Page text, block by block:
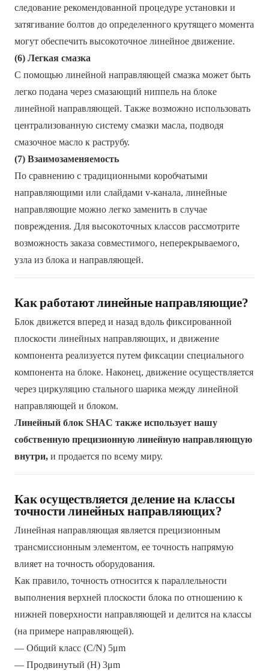
следование рекомендованной процедуре установки и
затягивание болтов до определенного крутящего момента
могут обеспечить высокоточное линейное движение.
(6) Легкая смазка
С помощью линейной направляющей смазка может быть
легко подана через смазающий ниппель на блоке
линейной направляющей. Также возможно использовать
централизованную систему смазки масла, подводя
смазочное масло к раструбу.
(7) Взаимозаменяемость
По сравнению с традиционными коробчатыми
направляющими или слайдами v-канала, линейные
направляющие можно легко заменить в случае
повреждения. Для высокоточных классов рассмотрите
возможность заказа совместимого, неперекрываемого,
узла из блока и направляющей.
Как работают линейные направляющие?
Блок движется вперед и назад вдоль фиксированной
плоскости линейных направляющих, и движение
компонента реализуется путем фиксации специального
компонента на блоке. Наконец, движение осуществляется
через циркуляцию стального шарика между линейной
направляющей и блоком.
Линейный блок SHAC также использует нашу
собственную прецизионную линейную направляющую
внутри, и продается по всему миру.
Как осуществляется деление на классы
точности линейных направляющих?
Линейная направляющая является прецизионным
трансмиссионным элементом, ее точность напрямую
влияет на точность оборудования.
Как правило, точность относится к параллельности
выполнения верхней плоскости блока по отношению к
нижней поверхности направляющей и делится на классы
(на примере направляющей).
— Общий класс (C/N) 5μm
— Продвинутый (H) 3μm